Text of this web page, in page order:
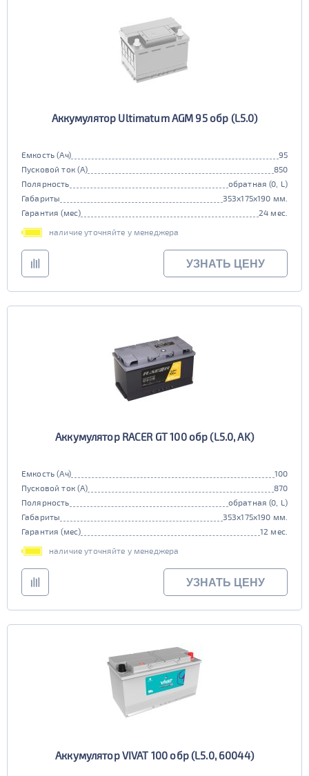
Аккумулятор Ultimatum AGM 95 обр (L5.0)
Емкость (Ач)
95
Пусковой ток (А)
850
Полярность
обратная (0, L)
Габариты
353x175x190 мм.
Гарантия (мес)
24 мес.
наличие уточняйте у менеджера
УЗНАТЬ ЦЕНУ
Аккумулятор RACER GT 100 обр (L5.0, AK)
Емкость (Ач)
100
Пусковой ток (А)
870
Полярность
обратная (0, L)
Габариты
353x175x190 мм.
Гарантия (мес)
12 мес.
наличие уточняйте у менеджера
УЗНАТЬ ЦЕНУ
Аккумулятор VIVAT 100 обр (L5.0, 60044)